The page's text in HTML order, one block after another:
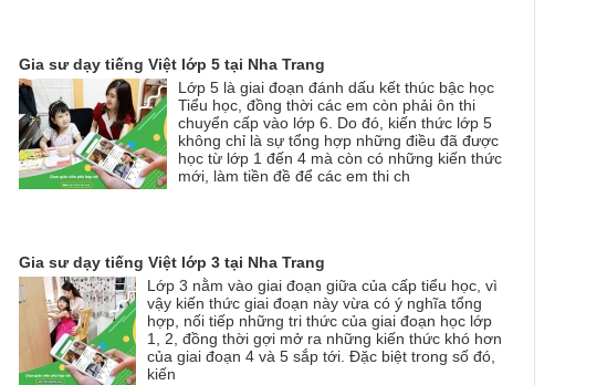
Gia sư dạy tiếng Việt lớp 5 tại Nha Trang
Lớp 5 là giai đoạn đánh dấu kết thúc bậc học
Tiểu học, đồng thời các em còn phải ôn thi
chuyển cấp vào lớp 6. Do đó, kiến thức lớp 5
không chỉ là sự tổng hợp những điều đã được
học từ lớp 1 đến 4 mà còn có những kiến thức
mới, làm tiền đề để các em thi ch
Gia sư dạy tiếng Việt lớp 3 tại Nha Trang
Lớp 3 nằm vào giai đoạn giữa của cấp tiểu học, vì
vậy kiến thức giai đoạn này vừa có ý nghĩa tổng
hợp, nối tiếp những tri thức của giai đoạn học lớp
1, 2, đồng thời gợi mở ra những kiến thức khó hơn
của giai đoạn 4 và 5 sắp tới. Đặc biệt trong số đó,
kiến